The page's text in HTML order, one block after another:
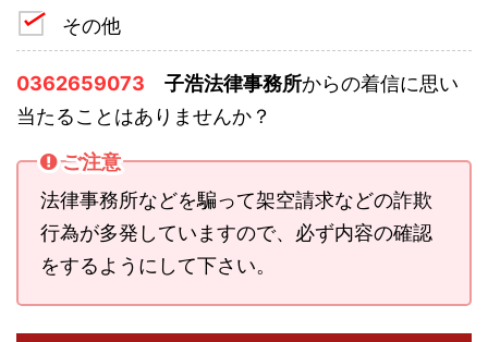
その他
0362659073 子浩法律事務所からの着信に思い
当たることはありませんか？
ご注意
法律事務所などを騙って架空請求などの詐欺
行為が多発していますので、必ず内容の確認
をするようにして下さい。